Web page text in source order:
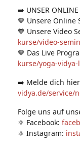
➡️ UNSER
🧡 Unsere Online
🧡 Unsere Video
kurse/video-
🧡 Das Live
kurse/yoga-vidya-
➡️ Melde dich
vidya.de/service/
Folge uns auf
⚛️ Facebook:
⚛️ Instagram: